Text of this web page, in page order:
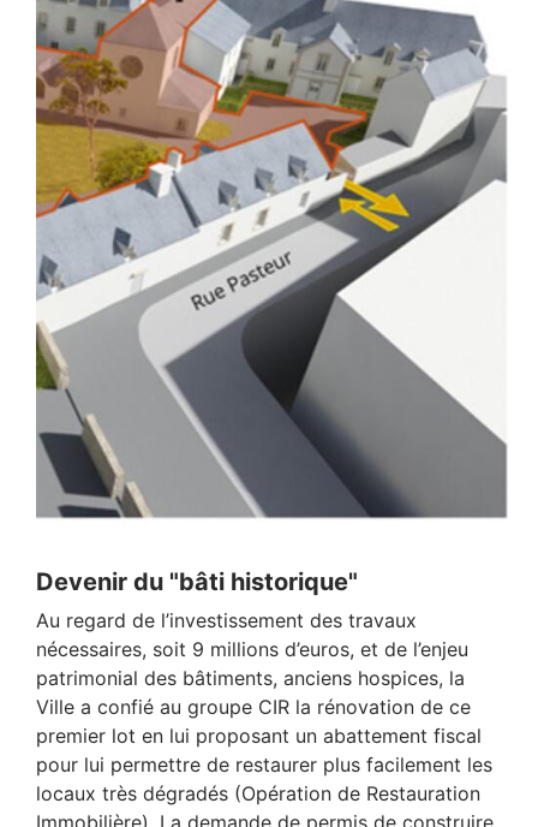
Zoom sur l'image
Devenir du "bâti historique"
Au regard de l’investissement des travaux
nécessaires, soit 9 millions d’euros, et de l’enjeu
patrimonial des bâtiments, anciens hospices, la
Ville a confié au groupe CIR la rénovation de ce
premier lot en lui proposant un abattement fiscal
pour lui permettre de restaurer plus facilement les
locaux très dégradés (Opération de Restauration
Immobilière). La demande de permis de construire